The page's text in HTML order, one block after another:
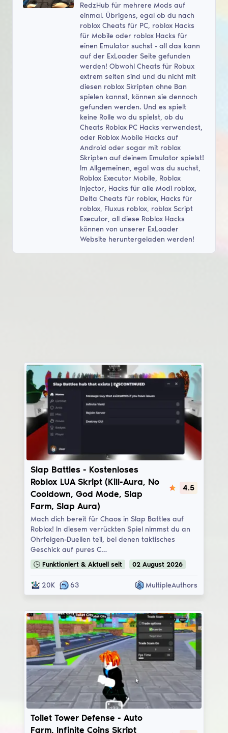
RedzHub für mehrere Mods auf
einmal. Übrigens, egal ob du nach
roblox Cheats für PC, roblox Hacks
für Mobile oder roblox Hacks für
einen Emulator suchst - all das kann
auf der ExLoader Seite gefunden
werden! Obwohl Cheats für Robux
extrem selten sind und du nicht mit
diesen roblox Skripten ohne Ban
spielen kannst, können sie dennoch
gefunden werden. Und es spielt
keine Rolle wo du spielst, ob du
Cheats Roblox PC Hacks verwendest,
oder Roblox Mobile Hacks auf
Android oder sogar mit roblox
Skripten auf deinem Emulator spielst!
Im Allgemeinen, egal was du suchst,
Roblox Executor Mobile, Roblox
Injector, Hacks für alle Modi roblox,
Delta Cheats für roblox, Hacks für
roblox, Fluxus roblox, roblox Script
Executor, all diese Roblox Hacks
können von unserer ExLoader
Website heruntergeladen werden!
Slap Battles
Slap Battles - Kostenloses
Roblox LUA Skript (Kill-Aura, No
Cooldown, God Mode, Slap
Farm, Slap Aura)
4.5
Mach dich bereit für Chaos in Slap Battles auf
Roblox! In diesem verrückten Spiel nimmst du an
Ohrfeigen-Duellen teil, bei denen taktisches
Geschick auf pures C…
🕒 Funktioniert & Aktuell seit 02 August 2026
20K 63 MultipleAuthors
Toilet Tower Defense
Toilet Tower Defense - Auto
Farm, Infinite Coins Skript